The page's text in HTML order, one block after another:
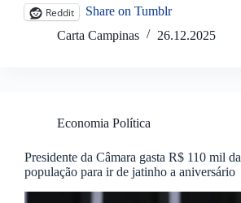
Reddit
Share on Tumblr
Carta Campinas
26.12.2025
Economia Política
Presidente da Câmara gasta R$ 110 mil da
população para ir de jatinho a aniversário